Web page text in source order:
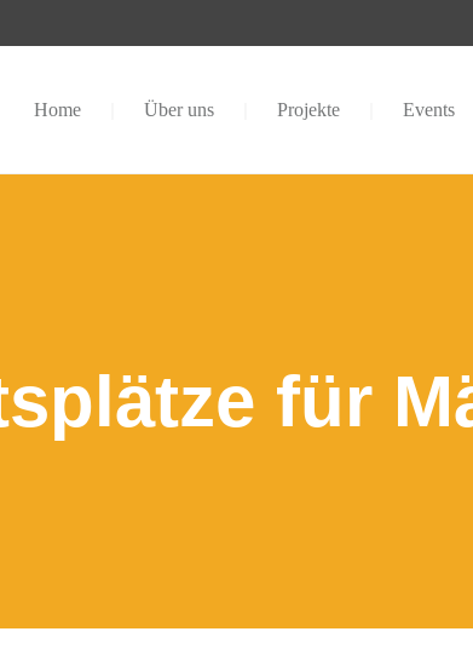
Home Über uns Projekte Events
für